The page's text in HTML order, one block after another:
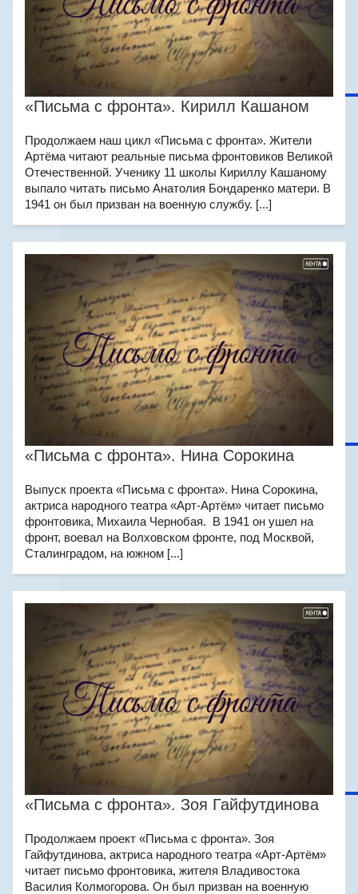
«Письма с фронта». Кирилл Кашаном
Продолжаем наш цикл «Письма с фронта». Жители
Артёма читают реальные письма фронтовиков Великой
Отечественной. Ученику 11 школы Кириллу Кашаному
выпало читать письмо Анатолия Бондаренко матери. В
1941 он был призван на военную службу. [...]
«Письма с фронта». Нина Сорокина
Выпуск проекта «Письма с фронта». Нина Сорокина,
актриса народного театра «Арт-Артём» читает письмо
фронтовика, Михаила Чернобая. В 1941 он ушел на
фронт, воевал на Волховском фронте, под Москвой,
Сталинградом, на южном [...]
«Письма с фронта». Зоя Гайфутдинова
Продолжаем проект «Письма с фронта». Зоя
Гайфутдинова, актриса народного театра «Арт-Артём»
читает письмо фронтовика, жителя Владивостока
Василия Колмогорова. Он был призван на военную